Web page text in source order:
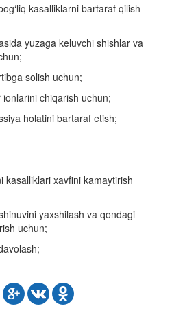
kasalliklarni bartaraf qilish
yuzaga keluvchi shishlar va
solish uchun;
ionlarini chiqarish uchun;
holatini bartaraf etish;
kasalliklari xavfini kamaytirish
yaxshilash va qondagi
uchun;